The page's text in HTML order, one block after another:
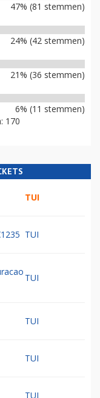
47% (81 stemmen)
24% (42 stemmen)
21% (36 stemmen)
6% (11 stemmen)
170
TUI
TUI
TUI
TUI
TUI
TUI